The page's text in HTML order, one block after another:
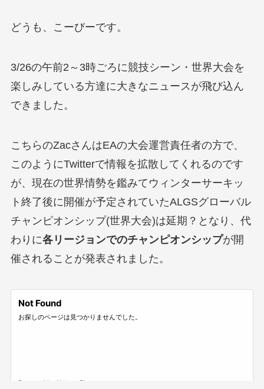
どうも、こーびーです。
3/26の午前2～3時ごろに競技シーン・世界大会を
楽しみしている方達に大きなニュースが飛び込ん
できました。
こちらのZacさんはEAの大会運営責任者の方で、
このようにTwitterで情報を拡散してくれるのです
が、現在の世界情勢を鑑みてウィンターサーキッ
ト終了後に開催が予定されていたALGSグローバル
チャンピオンシップ(世界大会)は延期？となり、代
わりに各リージョンでのチャンピオンシップが開
催されることが発表されました。